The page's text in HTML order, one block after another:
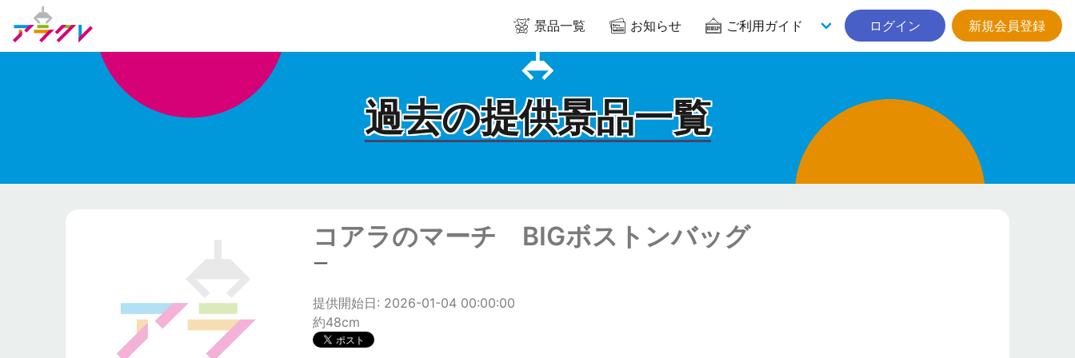
景品一覧 お知らせ ご利用ガイド ログイン 新規会員登録
過去の提供景品一覧
コアラのマーチ BIGボストンバッグ
ー
提供開始日: 2026-01-04 00:00:00
約48cm